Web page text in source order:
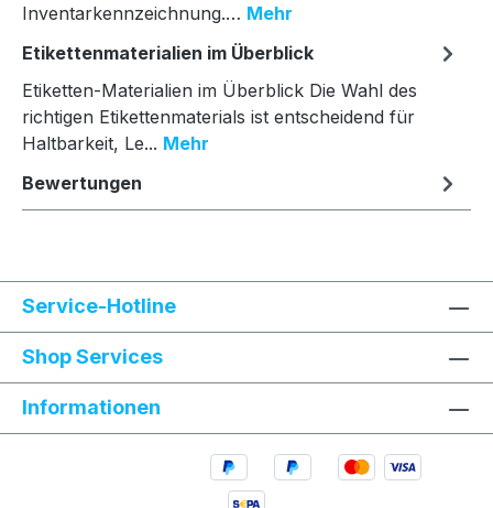
Inventarkennzeichnung.… Mehr
Etikettenmaterialien im Überblick
Etiketten-Materialien im Überblick Die Wahl des
richtigen Etikettenmaterials ist entscheidend für
Haltbarkeit, Le... Mehr
Bewertungen
Service-Hotline
Shop Services
Informationen